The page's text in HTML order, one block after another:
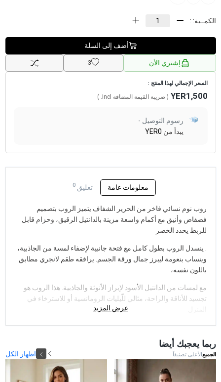
الكمــية: :
أضف إلى السلة
إشتري الأن 3
السعر الإجمالي لهذا المنتج :
YER1,500 ( ضريبة القيمة المضافة Incl.
)
رسوم التوصيل -
يبدأ من YER0
معلومات عامة تعليق 0
روب نوم نسائي فاخر من الحرير الشفاف يتميز الروب بتصميم
فضفاض وأنيق مع أكمام واسعة مزينة بالدانتيل الرقيق، وحزام قابل
للربط يحدد الخصر
. ينسدل الروب بطول كامل مع فتحة جانبية لإضفاء لمسة من الجاذبية،
وينساب بنعومة ليبرز جمال ورقة الجسم. يرافقه طقم لانجري مطابق
باللون نفسه،
مع لمسات من الدانتيل الأسود لإبراز الأنوثة والجاذبية. هذا الروب هو
تجسيد للأناقة والراحة، مثالي للّيليات الرومانسية أو للاسترخاء في
عرض المزيد
ربما يعجبك أيضا
الجميعالأعلى تصنيفاً اظهار الكل